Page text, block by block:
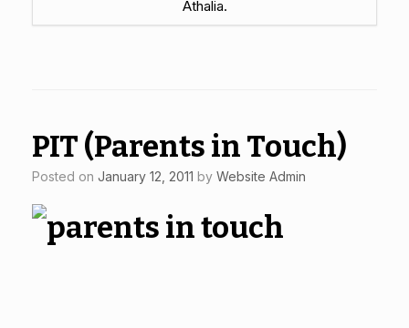
Athalia.
PIT (Parents in Touch)
Posted on January 12, 2011 by Website Admin